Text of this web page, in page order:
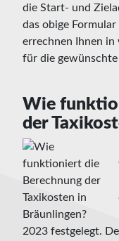
die Start- und
das obige
errechnen Ihnen in
für die
Wie
der
2023 festgelegt.